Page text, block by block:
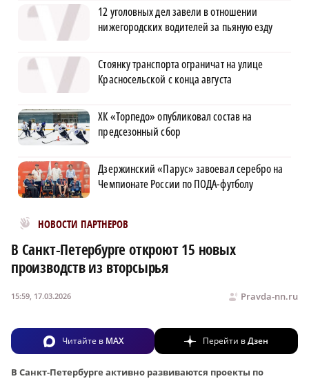
12 уголовных дел завели в отношении
нижегородских водителей за пьяную езду
Стоянку транспорта ограничат на улице
Красносельской с конца августа
ХК «Торпедо» опубликовал состав на
предсезонный сбор
Дзержинский «Парус» завоевал серебро на
Чемпионате России по ПОДА-футболу
НОВОСТИ ПАРТНЕРОВ
Новости МирТесен
В Санкт-Петербурге откроют 15 новых
производств из вторсырья
Pravda-nn.ru
15:59, 17.03.2026
Читайте в MAX Перейти вДзен
В Санкт-Петербурге активно развиваются проекты по